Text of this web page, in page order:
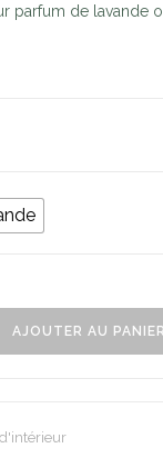
parfum de lavande
AJOUTER AU PANIER